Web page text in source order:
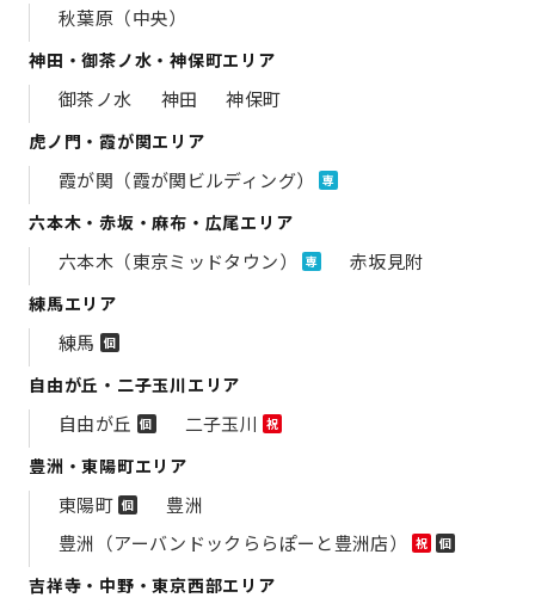
秋葉原（中央）
神田・御茶ノ水・神保町エリア
御茶ノ水 神田 神保町
虎ノ門・霞が関エリア
霞が関（霞が関ビルディング） 専
六本木・赤坂・麻布・広尾エリア
六本木（東京ミッドタウン） 専 赤坂見附
練馬エリア
練馬 個
自由が丘・二子玉川エリア
自由が丘 個 二子玉川 祝
豊洲・東陽町エリア
東陽町 個
豊洲
豊洲（アーバンドックららぽーと豊洲店）
祝 個
吉祥寺・中野・東京西部エリア